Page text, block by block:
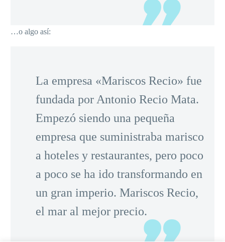
…o algo así:
La empresa «Mariscos Recio» fue
fundada por Antonio Recio Mata.
Empezó siendo una pequeña
empresa que suministraba marisco
a hoteles y restaurantes, pero poco
a poco se ha ido transformando en
un gran imperio. Mariscos Recio,
el mar al mejor precio.